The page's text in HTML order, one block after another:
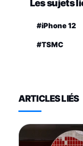
Les sujets
#iPhone 12
#TSMC
ARTICLES LIÉS